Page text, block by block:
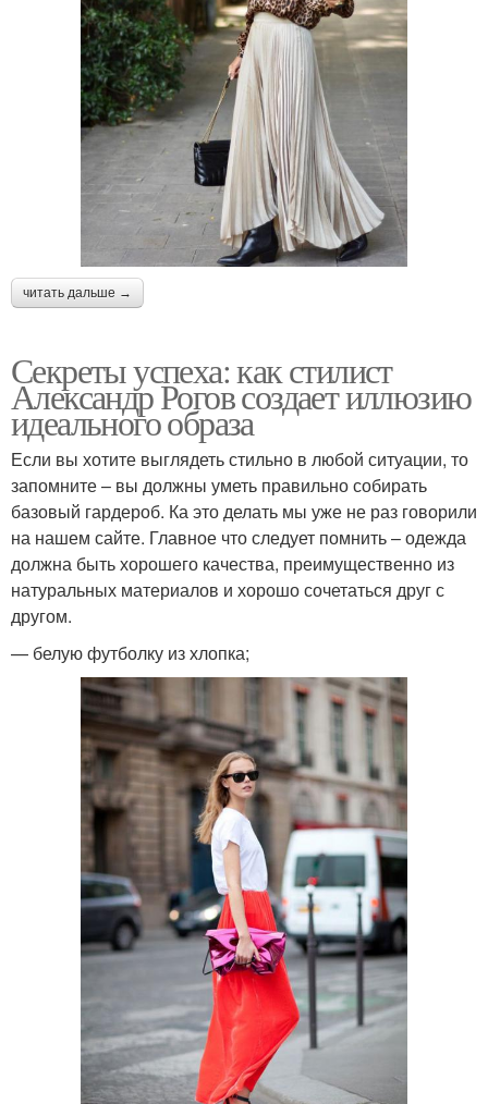
читать дальше →
Секреты успеха: как стилист
Александр Рогов создает иллюзию
идеального образа
Если вы хотите выглядеть стильно в любой ситуации, то
запомните – вы должны уметь правильно собирать
базовый гардероб. Ка это делать мы уже не раз говорили
на нашем сайте. Главное что следует помнить – одежда
должна быть хорошего качества, преимущественно из
натуральных материалов и хорошо сочетаться друг с
другом.
— белую футболку из хлопка;